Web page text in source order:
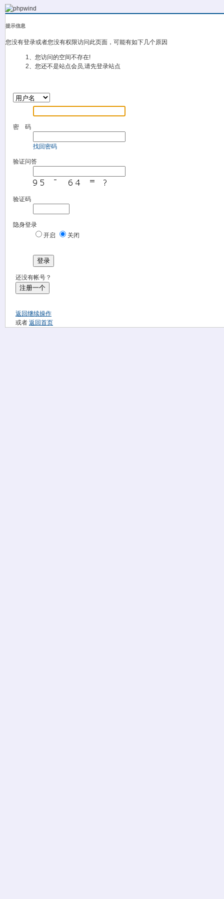
提示信息
您没有登录或者您没有权限访问此页面，可能有如下几个原因
1、您访问的空间不存在!
2、您还不是站点会员,请先登录站点
密 码
找回密码
验证问答
验证码
隐身登录
开启
关闭
登录
还没有帐号？
注册一个
返回继续操作
或者 返回首页